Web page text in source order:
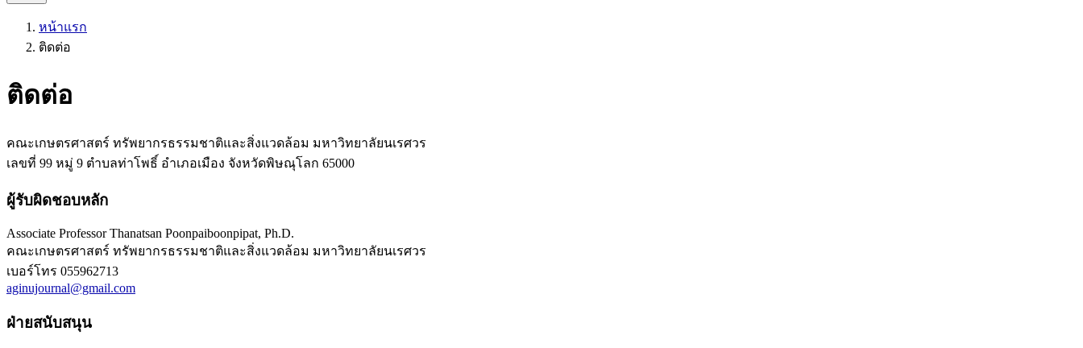
หน้าแรก
ติดต่อ
ติดต่อ
คณะเกษตรศาสตร์ ทรัพยากรธรรมชาติและสิ่งแวดล้อม มหาวิทยาลัยนเรศวร
เลขที่ 99 หมู่ 9 ตำบลท่าโพธิ์ อำเภอเมือง จังหวัดพิษณุโลก 65000
ผู้รับผิดชอบหลัก
Associate Professor Thanatsan Poonpaiboonpipat, Ph.D.
คณะเกษตรศาสตร์ ทรัพยากรธรรมชาติและสิ่งแวดล้อม มหาวิทยาลัยนเรศวร
เบอร์โทร 055962713
aginujournal@gmail.com
ฝ่ายสนับสนุน